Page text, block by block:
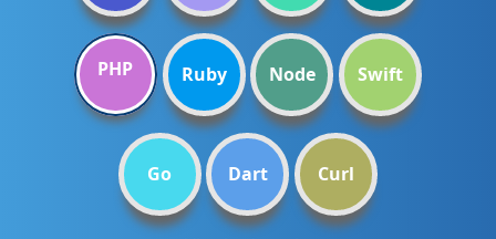
PHP Ruby Node Swift
Go Dart Curl